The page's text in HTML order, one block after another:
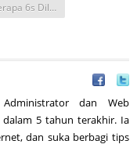
Tahun Berapa 6s Diluncurkn
dan Web
5 tahun terakhir. Ia
dan suka berbagi tips